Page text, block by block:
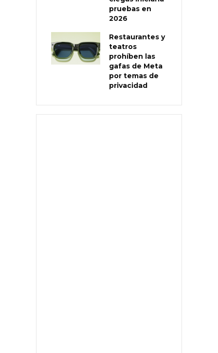
pruebas en
2026
Restaurantes y
teatros
prohíben las
gafas de Meta
por temas de
privacidad